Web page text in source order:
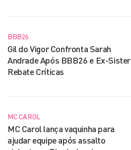
BBB26
Gil do Vigor Confronta Sarah
Andrade Após BBB26 e Ex-Sister
Rebate Críticas
MC CAROL
MC Carol lança vaquinha para
ajudar equipe após assalto